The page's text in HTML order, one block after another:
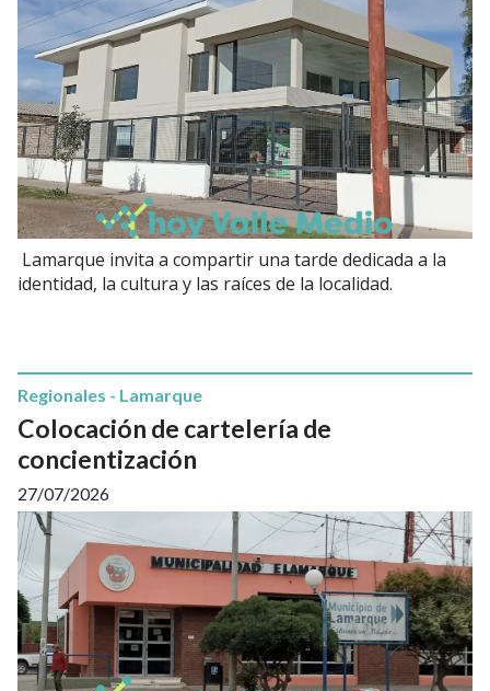
Lamarque invita a compartir una tarde dedicada a la
identidad, la cultura y las raíces de la localidad.
Colocación de cartelería de
concientización
Regionales - Lamarque
27/07/2026